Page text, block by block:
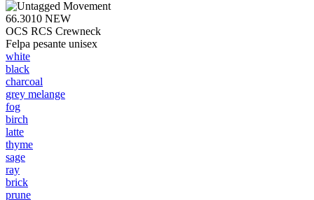
66.3010 NEW
OCS RCS Crewneck
Felpa pesante unisex
white
black
charcoal
grey melange
fog
birch
latte
thyme
sage
ray
brick
prune